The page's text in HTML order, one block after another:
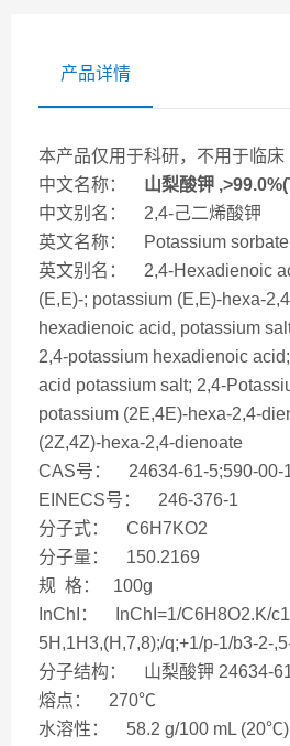
产品详情
本产品仅用于科研，不用于临床
中文名称： 山梨酸钾
中文别名： 2,4-己二烯酸钾
英文名称： Potassium sorbate
英文别名： 2,4-Hexadienoic
(E,E)-; potassium (E,E)-hexa-
hexadienoic acid, potassium
2,4-potassium hexadienoic
acid potassium salt; 2,4-
potassium (2E,4E)-hexa-2,4-
(2Z,4Z)-hexa-2,4-dienoate
CAS号： 24634-61-5;590-00-
EINECS号： 246-376-1
分子式： C6H7KO2
分子量： 150.2169
规 格： 100g
InChI： InChI=1/C6H8O2.K/
5H,1H3,(H,7,8);/q;+1/p-1/b3-2-
分子结构： 山梨酸钾 24634-
熔点： 270℃
水溶性： 58.2 g/100 mL (20℃)